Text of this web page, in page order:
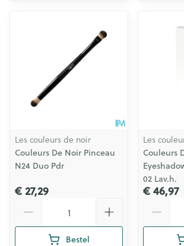
Les couleurs de noir
Couleurs De Noir Pinceau
N24 Duo Pdr
€ 27,29
Bestel
Les
Couleurs
02 Lav.h.
€ 46,97